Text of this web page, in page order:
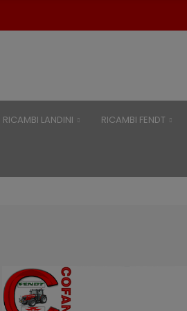
RICAMBI LANDINI RICAMBI FENDT